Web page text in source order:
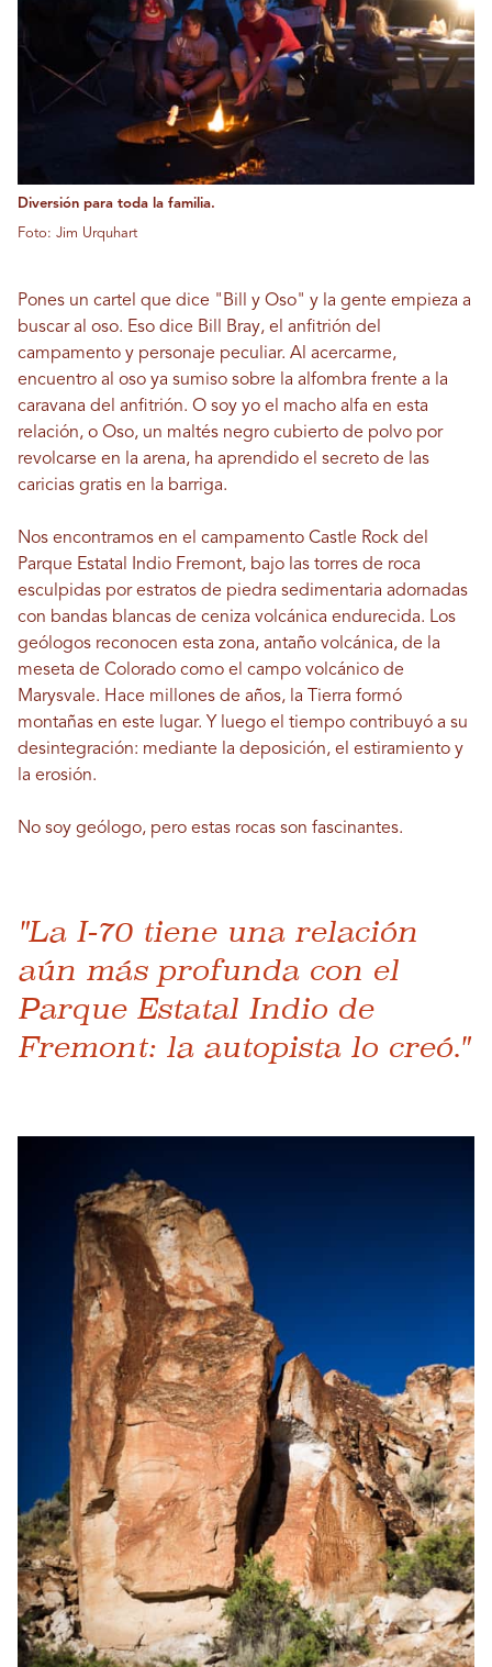
Diversión para toda la familia.
Foto: Jim Urquhart
Pones un cartel que dice "Bill y Oso" y la gente empieza a
buscar al oso. Eso dice Bill Bray, el anfitrión del
campamento y personaje peculiar. Al acercarme,
encuentro al oso ya sumiso sobre la alfombra frente a la
caravana del anfitrión. O soy yo el macho alfa en esta
relación, o Oso, un maltés negro cubierto de polvo por
revolcarse en la arena, ha aprendido el secreto de las
caricias gratis en la barriga.
Nos encontramos en el campamento Castle Rock del
Parque Estatal Indio Fremont, bajo las torres de roca
esculpidas por estratos de piedra sedimentaria adornadas
con bandas blancas de ceniza volcánica endurecida. Los
geólogos reconocen esta zona, antaño volcánica, de la
meseta de Colorado como el campo volcánico de
Marysvale. Hace millones de años, la Tierra formó
montañas en este lugar. Y luego el tiempo contribuyó a su
desintegración: mediante la deposición, el estiramiento y
la erosión.
No soy geólogo, pero estas rocas son fascinantes.
"La I-70 tiene una relación
aún más profunda con el
Parque Estatal Indio de
Fremont: la autopista lo creó."